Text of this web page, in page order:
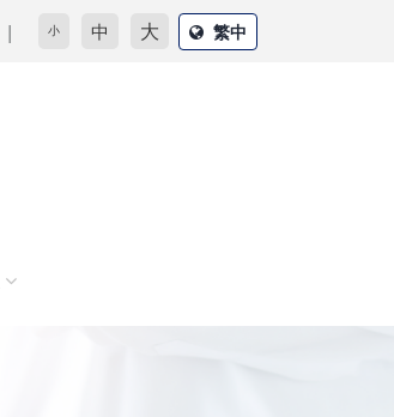
小 中 大 繁中